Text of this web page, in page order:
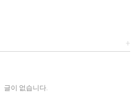
+
글이 없습니다.